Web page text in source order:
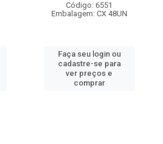
Código: 6551
Embalagem: CX 48UN
Faça seu login ou
cadastre-se para
ver preços e
comprar